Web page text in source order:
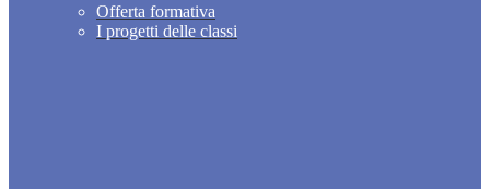
Offerta formativa
I progetti delle classi